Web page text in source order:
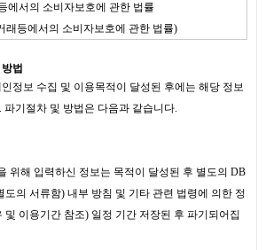
에서의 소비자보호에 관한 법률
래등에서의 소비자보호에 관한 법률)
법
정보 수집 및 이용목적이 달성된 후에는 해당 정보
파기절차 및 방법은 다음과 같습니다.
위해 입력하신 정보는 목적이 달성된 후 별도의 DB
도의 서류함) 내부 방침 및 기타 관련 법령에 의한 정
및 이용기간 참조) 일정 기간 저장된 후 파기되어집